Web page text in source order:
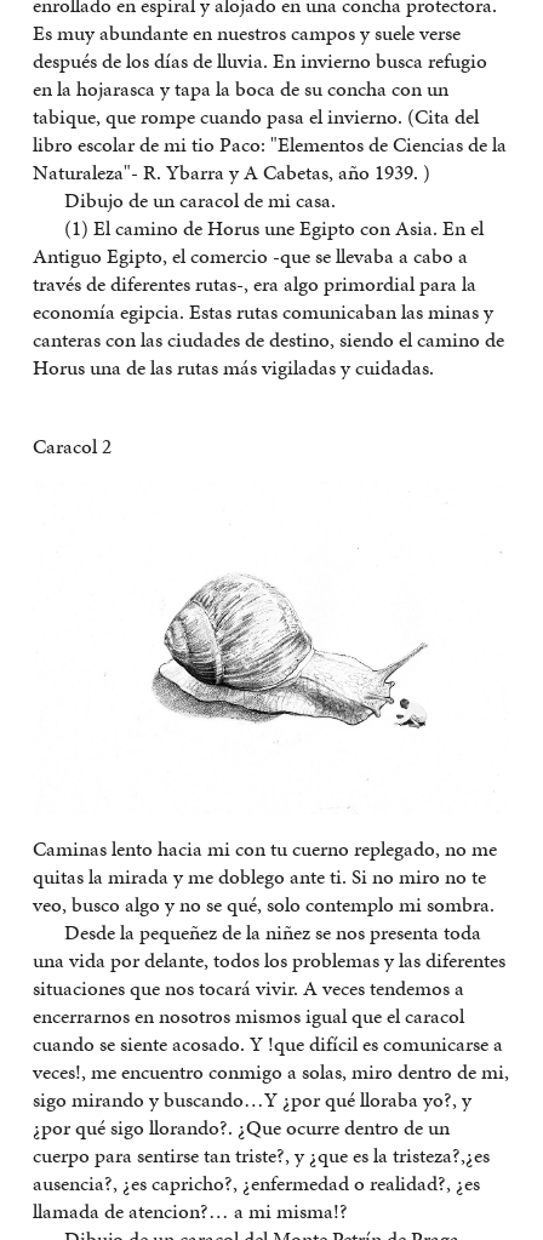
Es muy abundante en nuestros campos y suele verse
después de los días de lluvia. En invierno busca refugio
en la hojarasca y tapa la boca de su concha con un
tabique, que rompe cuando pasa el invierno. (Cita del
libro escolar de mi tio Paco: "Elementos de Ciencias de la
Naturaleza"- R. Ybarra y A Cabetas, año 1939. )
Dibujo de un caracol de mi casa.
(1) El camino de Horus une Egipto con Asia. En el
Antiguo Egipto, el comercio -que se llevaba a cabo a
través de diferentes rutas-, era algo primordial para la
economía egipcia. Estas rutas comunicaban las minas y
canteras con las ciudades de destino, siendo el camino de
Horus una de las rutas más vigiladas y cuidadas.
Caracol 2
Caminas lento hacia mi con tu cuerno replegado, no me
quitas la mirada y me doblego ante ti. Si no miro no te
veo, busco algo y no se qué, solo contemplo mi sombra.
Desde la pequeñez de la niñez se nos presenta toda
una vida por delante, todos los problemas y las diferentes
situaciones que nos tocará vivir. A veces tendemos a
encerrarnos en nosotros mismos igual que el caracol
cuando se siente acosado. Y !que difícil es comunicarse a
veces!, me encuentro conmigo a solas, miro dentro de mi,
sigo mirando y buscando…Y ¿por qué lloraba yo?, y
¿por qué sigo llorando?. ¿Que ocurre dentro de un
cuerpo para sentirse tan triste?, y ¿que es la tristeza?,¿es
ausencia?, ¿es capricho?, ¿enfermedad o realidad?, ¿es
llamada de atencion?… a mi misma!?